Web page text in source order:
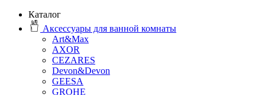
Каталог
Аксессуары для ванной комнаты
Art&Max
AXOR
CEZARES
Devon&Devon
GEESA
GROHE